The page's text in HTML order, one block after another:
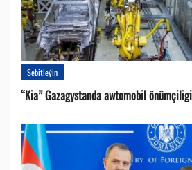
Sebitleýin
“Kia” Gazagystanda awtomobil